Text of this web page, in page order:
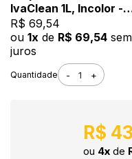
IvaClean 1L, Incolor -
Remove Tintas, Limpa
Vidros e Placas Solares
R$ 69,54
ou 1x de R$ 69,54 sem
juros
Quantidade - +
R$
ou 4x de